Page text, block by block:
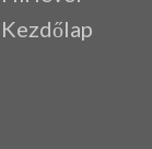
Kezdőlap